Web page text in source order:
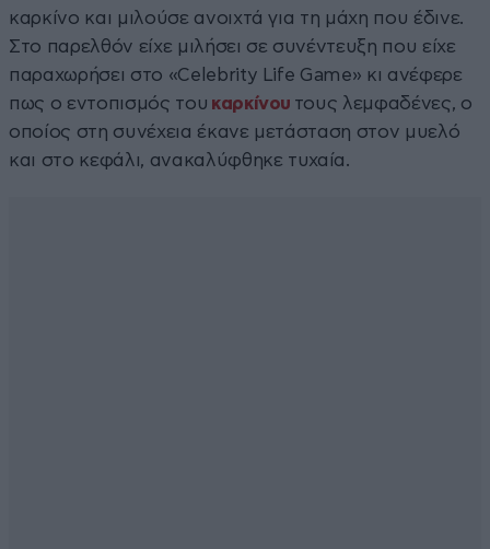
καρκίνο και μιλούσε ανοιχτά για τη μάχη που έδινε.
Στο παρελθόν είχε μιλήσει σε συνέντευξη που είχε
παραχωρήσει στο «Celebrity Life Game» κι ανέφερε
πως ο εντοπισμός του καρκίνου τους λεμφαδένες, ο
οποίος στη συνέχεια έκανε μετάσταση στον μυελό
και στο κεφάλι, ανακαλύφθηκε τυχαία.